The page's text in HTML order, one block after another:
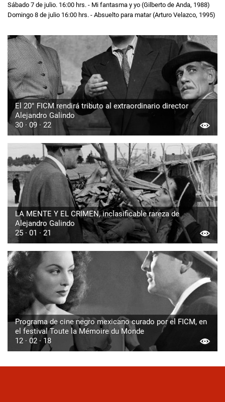
Sábado 7 de julio. 16:00 hrs. - Mi fantasma y yo (Gilberto de Anda, 1988)
Domingo 8 de julio 16:00 hrs. - Absuelto para matar (Arturo Velazco, 1995)
El 20° FICM rendirá tributo al extraordinario director
Alejandro Galindo
30 · 09 · 22
LA MENTE Y EL CRIMEN, inclasificable rareza de
Alejandro Galindo
25 · 01 · 21
Programa de cine negro mexicano curado por el FICM, en
el festival Toute la Mémoire du Monde
12 · 02 · 18